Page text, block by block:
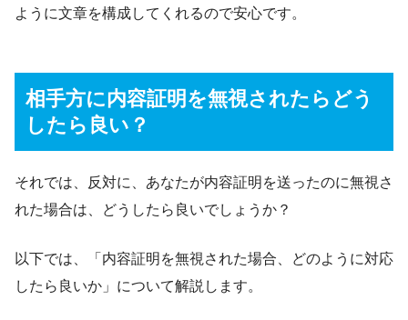
ように文章を構成してくれるので安心です。
相手方に内容証明を無視されたらどう
したら良い？
それでは、反対に、あなたが内容証明を送ったのに無視さ
れた場合は、どうしたら良いでしょうか？
以下では、「内容証明を無視された場合、どのように対応
したら良いか」について解説します。